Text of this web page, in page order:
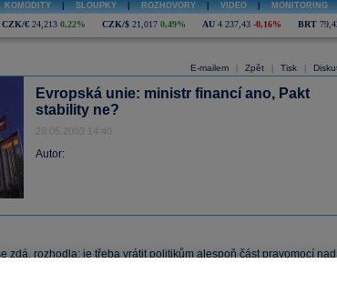
KOMODITY SLOUPKY ROZHOVORY VIDEO MONITORING
CZK/€ 24,213 0,22% CZK/$ 21,017 0,49% AU 4 237,43 -0,16% BRT
E-mailem Zpět Tisk
Evropská unie: ministr financí ano, Pakt
stability ne?
28.05.2003 14:40
Autor:
zdá, rozhodla: je třeba vrátit politikům alespoň část pravomocí nad